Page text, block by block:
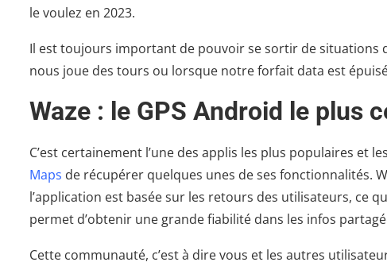
le voulez en 2023.
Il est toujours important de pouvoir se sortir de situations
nous joue des tours ou lorsque notre forfait data est
Waze : le GPS Android le plus
C’est certainement l’une des applis les plus populaires et
Maps de récupérer quelques unes de ses fonctionnalités.
l’application est basée sur les retours des utilisateurs, ce
permet d’obtenir une grande fiabilité dans les infos
Cette communauté, c’est à dire vous et les autres